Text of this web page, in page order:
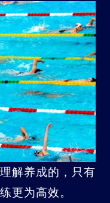
解养成的，只有
更为高效。